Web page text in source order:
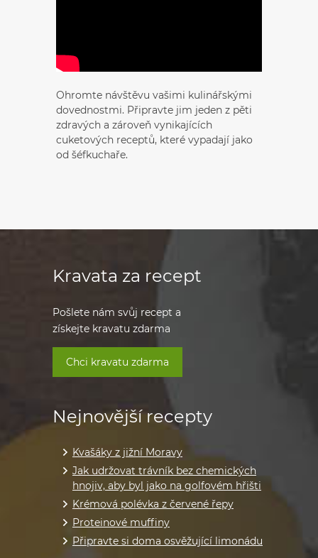
Ohromte návštěvu vašimi kulinářskými
dovednostmi. Připravte jim jeden z pěti
zdravých a zároveň vynikajících
cuketových receptů, které vypadají jako
od šéfkuchaře.
Nejnovější recepty
Kvašáky z jižní Moravy
Jak udržovat trávník bez chemických
hnojiv, aby byl jako na golfovém hřišti
Krémová polévka z červené řepy
Proteinové muffiny
Připravte si doma osvěžující limonádu
Kravata za recept
Pošlete nám svůj recept a
získejte kravatu zdarma
Chci kravatu zdarma